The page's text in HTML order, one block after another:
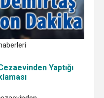
Yaptığı